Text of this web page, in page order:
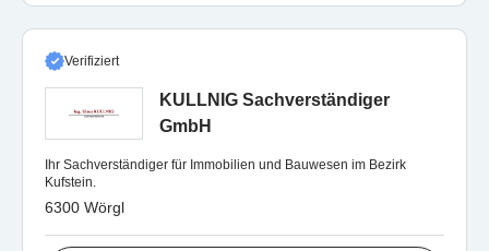
Verifiziert
KULLNIG Sachverständiger
GmbH
Ihr Sachverständiger für Immobilien und Bauwesen im Bezirk
Kufstein.
6300 Wörgl